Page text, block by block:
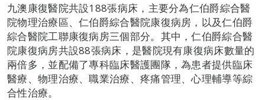
九澳康復醫院共設188張病床，主要分為仁伯爵綜合醫
院物理治療區、仁伯爵綜合醫院康復病房，以及仁伯爵
綜合醫院工聯康復病房三個部分。其中，仁伯爵綜合醫
院康復病房共設88張病床，是醫院現有康復病床數量的
兩倍多，並配備了專科臨床醫護團隊，為患者提供臨床
醫療、物理治療、職業治療、疼痛管理、心理輔導等綜
合性治療。